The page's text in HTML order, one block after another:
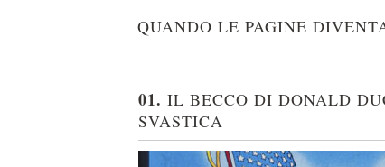
QUANDO LE PAGINE
01. IL BECCO DI DONALD
SVASTICA